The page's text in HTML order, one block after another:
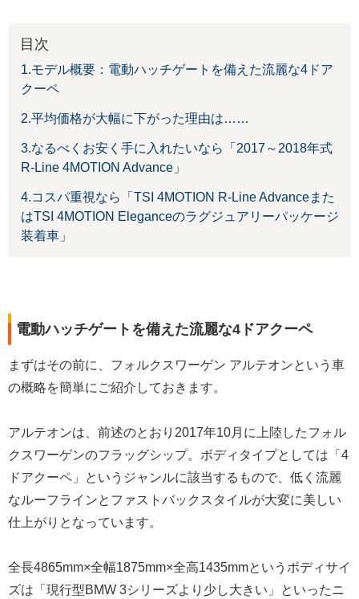
目次
1.モデル概要：電動ハッチゲートを備えた流麗な4ドア
クーペ
2.平均価格が大幅に下がった理由は……
3.なるべくお安く手に入れたいなら「2017～2018年式
R-Line 4MOTION Advance」
4.コスパ重視なら「TSI 4MOTION R-Line Advanceまた
はTSI 4MOTION Eleganceのラグジュアリーパッケージ
装着車」
電動ハッチゲートを備えた流麗な4ドアクーペ
まずはその前に、フォルクスワーゲン アルテオンという車
の概略を簡単にご紹介しておきます。
アルテオンは、前述のとおり2017年10月に上陸したフォル
クスワーゲンのフラッグシップ。ボディタイプとしては「4
ドアクーペ」というジャンルに該当するもので、低く流麗
なルーフラインとファストバックスタイルが大変に美しい
仕上がりとなっています。
全長4865mm×全幅1875mm×全高1435mmというボディサイ
ズは「現行型BMW 3シリーズより少し大きい」といったニ